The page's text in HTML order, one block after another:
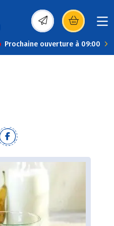
(s’ouvre dans une
Prochaine ouverture à 09:00